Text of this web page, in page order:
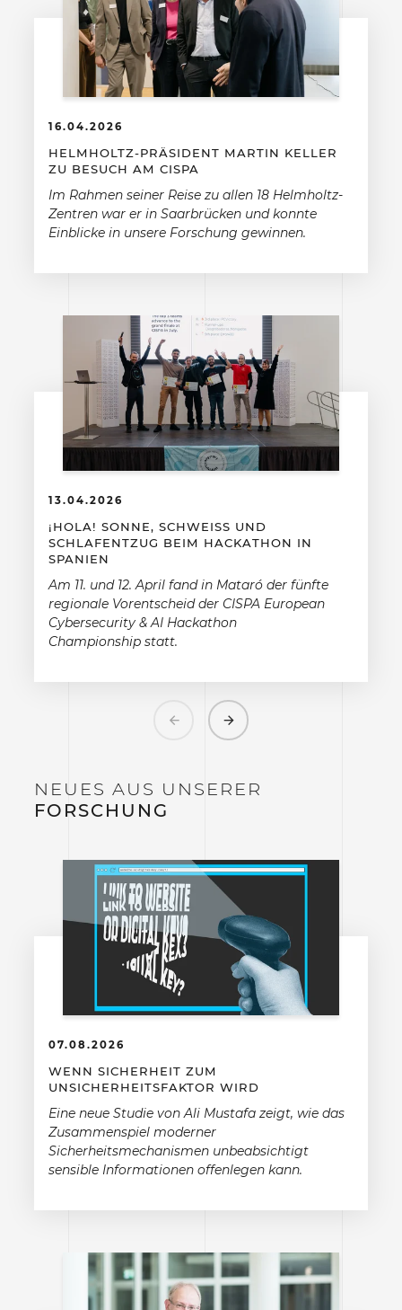
16.04.2026
HELMHOLTZ-PRÄSIDENT MARTIN KELLER
ZU BESUCH AM CISPA
Im Rahmen seiner Reise zu allen 18 Helmholtz-
Zentren war er in Saarbrücken und konnte
Einblicke in unsere Forschung gewinnen.
13.04.2026
¡HOLA! SONNE, SCHWEISS UND S
CHLAFENTZUG BEIM HACKATHON IN S
PANIEN
Am 11. und 12. April fand in Mataró der fünfte
regionale Vorentscheid der CISPA European
Cybersecurity & AI Hackathon
Championship statt.
Previous Next
NEUES AUS UNSERER
FORSCHUNG
07.08.2026
WENN SICHERHEIT ZUM
UNSICHERHEITSFAKTOR WIRD
Eine neue Studie von Ali Mustafa zeigt, wie das
Zusammenspiel moderner
Sicherheitsmechanismen unbeabsichtigt
sensible Informationen offenlegen kann.